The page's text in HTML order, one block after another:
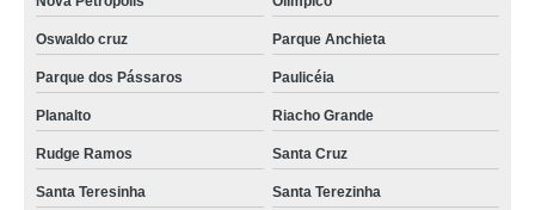
Oswaldo cruz Parque Anchieta
Parque dos Pássaros Paulicéia
Planalto Riacho Grande
Rudge Ramos Santa Cruz
Santa Teresinha Santa Terezinha